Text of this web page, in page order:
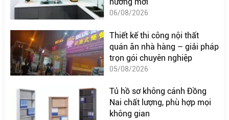
06/08/2026
Thiết kế thi công nội thất
quán ăn nhà hàng – giải pháp
trọn gói chuyên nghiệp
05/08/2026
Tủ hồ sơ không cánh Đồng
Nai chất lượng, phù hợp mọi
không gian